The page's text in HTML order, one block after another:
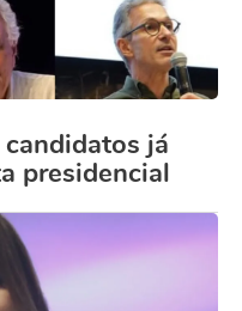
já
presidencial